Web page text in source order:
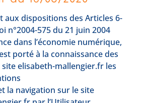
aux dispositions des Articles 6-
n°2004-575 du 21 juin 2004
dans l’économie numérique,
porté à la connaissance des
elisabeth-mallengier.fr les
la navigation sur le site